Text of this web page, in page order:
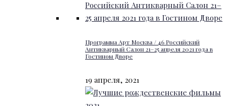
Программа Арт Москва / 46 Российский
Антикварный Салон 21–25 апреля 2021 года в
Гостином Дворе
19 апреля, 2021